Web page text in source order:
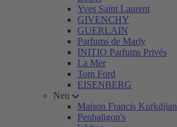
Yves Saint Laurent
GIVENCHY
GUERLAIN
Parfums de Marly
INITIO Parfums Privés
La Mer
Tom Ford
EISENBERG
Neu
Maison Francis Kurkdjian
Penhaligon's